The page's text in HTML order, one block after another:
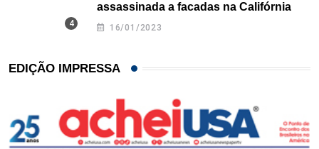
assassinada a facadas na Califórnia
16/01/2023
EDIÇÃO IMPRESSA